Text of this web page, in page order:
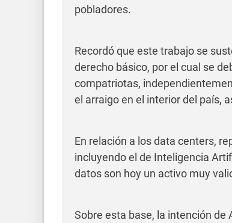
pobladores.
Recordó que este trabajo se
derecho básico, por el cual se
compatriotas,
el arraigo en el interior del país,
En relación a los data centers,
incluyendo el de Inteligencia
datos son hoy un activo muy
Sobre esta base, la intención de